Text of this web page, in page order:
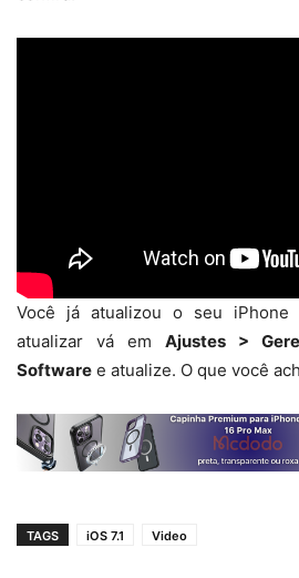
Você já atualizou o seu iPhone
atualizar vá em Ajustes >
Software e atualize. O que você
TAGS iOS 7.1 Video